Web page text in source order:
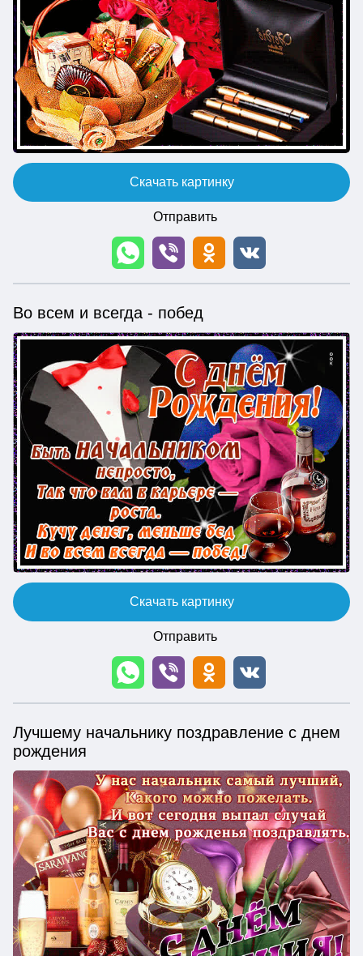
Скачать картинку
Отправить
Во всем и всегда - побед
Скачать картинку
Отправить
Лучшему начальнику поздравление с днем
рождения